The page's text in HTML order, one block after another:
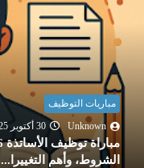
مباريات التوظيف
Unknown
30 أكتوبر 2025
الشروط، وأهم التغييرا...